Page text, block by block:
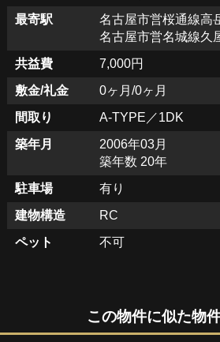
最寄駅
名古屋市営桜通線高
名古屋市営名城線久
共益費
7,000円
敷金/礼金
0ヶ月/0ヶ月
間取り
A-TYPE／1DK
築年月
2006年03月
築年数 20年
駐車場
有り
建物構造
RC
ペット
不可
この物件に似た物